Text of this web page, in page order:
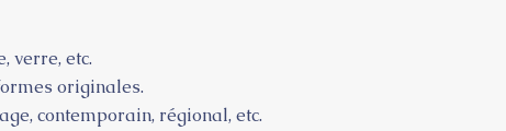
verre, etc.
originales.
contemporain, régional, etc.